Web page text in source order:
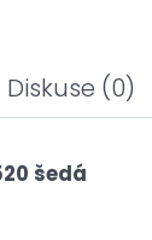
Diskuse (0)
šedá